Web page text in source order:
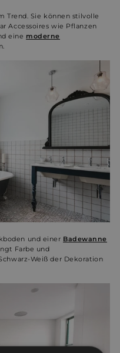
Trend. Sie können stilvolle
Accessoires wie Pflanzen
eine moderne
und einer Badewanne
Farbe und
Weiß der Dekoration